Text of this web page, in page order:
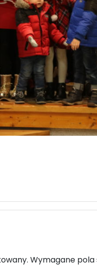
Wymagane pola